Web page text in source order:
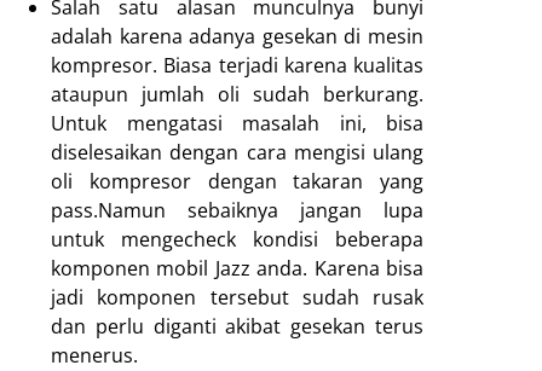
Salah satu alasan munculnya bunyi
adalah karena adanya gesekan di mesin
kompresor. Biasa terjadi karena kualitas
ataupun jumlah oli sudah berkurang.
Untuk mengatasi masalah ini, bisa
diselesaikan dengan cara mengisi ulang
oli kompresor dengan takaran yang
pass.Namun sebaiknya jangan lupa
untuk mengecheck kondisi beberapa
komponen mobil Jazz anda. Karena bisa
jadi komponen tersebut sudah rusak
dan perlu diganti akibat gesekan terus
menerus.